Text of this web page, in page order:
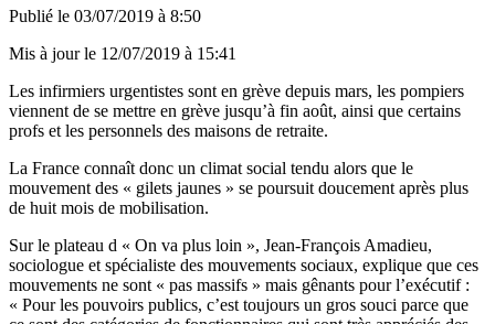
Publié le 03/07/2019 à 8:50
Mis à jour le 12/07/2019 à 15:41
Les infirmiers urgentistes sont en grève depuis mars, les pompiers
viennent de se mettre en grève jusqu’à fin août, ainsi que certains
profs et les personnels des maisons de retraite.
La France connaît donc un climat social tendu alors que le
mouvement des « gilets jaunes » se poursuit doucement après plus
de huit mois de mobilisation.
Sur le plateau d « On va plus loin », Jean-François Amadieu,
sociologue et spécialiste des mouvements sociaux, explique que ces
mouvements ne sont « pas massifs » mais gênants pour l’exécutif :
« Pour les pouvoirs publics, c’est toujours un gros souci parce que